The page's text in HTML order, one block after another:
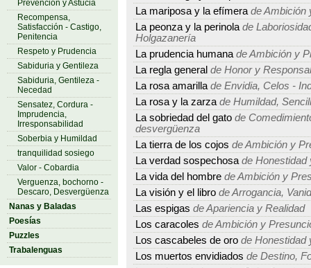
Prevención y Astucia
Recompensa,
Satisfacción - Castigo,
Penitencia
Respeto y Prudencia
Sabiduria y Gentileza
Sabiduria, Gentileza -
Necedad
Sensatez, Cordura -
Imprudencia,
Irresponsabilidad
Soberbia y Humildad
tranquilidad sosiego
Valor - Cobardia
Verguenza, bochorno -
Descaro, Desvergüenza
Nanas y Baladas
Poesías
Puzzles
Trabalenguas
La mariposa y la efímera de Ambición
La peonza y la perinola de
Holgazanería
La prudencia humana de Ambición y
La regla general de Honor y
La rosa amarilla de Envidia, Celos -
La rosa y la zarza de Humildad,
La sobriedad del gato de
desvergüenza
La tierra de los cojos de Ambición y
La verdad sospechosa de Honestidad
La vida del hombre de Ambición y
La visión y el libro de Arrogancia,
Las espigas de Apariencia y Realidad
Los caracoles de Ambición y
Los cascabeles de oro de Honestidad
Los muertos envidiados de Destino,